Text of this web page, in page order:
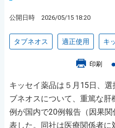
公開日時 2026/05/15 18:20
タブネオス 適正使用 キ
印刷
キッセイ薬品は５月15日、
ブネオスについて、重篤な
例が国内で20例報告（因果
表した。同社は医療関係者